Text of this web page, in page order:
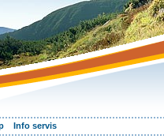
Info servis